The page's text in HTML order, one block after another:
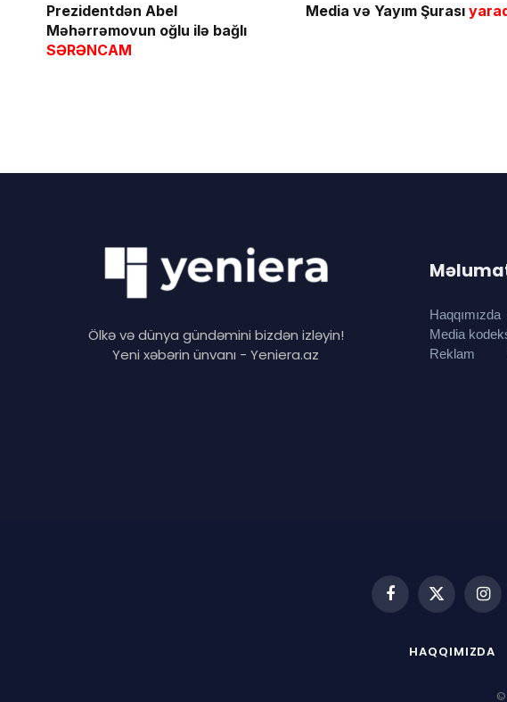
Prezidentdən Abel
Məhərrəmovun oğlu ilə bağlı
SƏRƏNCAM
Media və Yayım Şurası
Ölkə və dünya gündəmini bizdən izləyin!
Yeni xəbərin ünvanı - Yeniera.az
Haqqımızda
Media
Reklam
Facebook
X
(Twitter)
HAQQIMIZDA